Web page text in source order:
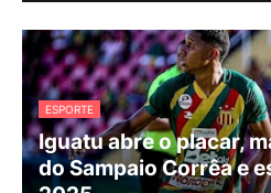
ESPORTE
Iguatu abre o placar,
do Sampaio Corrêa e